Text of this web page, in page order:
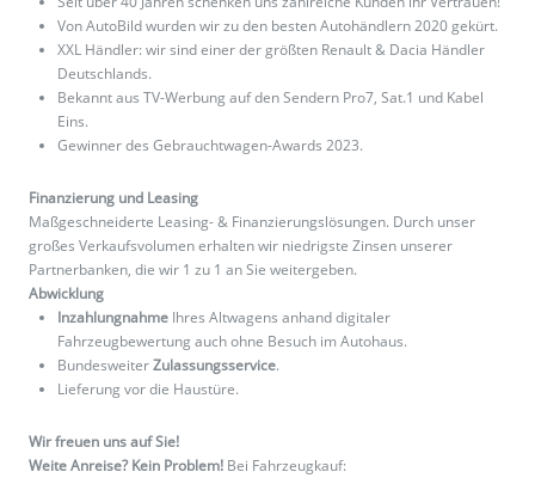
Von AutoBild wurden wir zu den besten Autohändlern 2020 gekürt.
XXL Händler: wir sind einer der größten Renault & Dacia Händler
Deutschlands.
Bekannt aus TV-Werbung auf den Sendern Pro7, Sat.1 und Kabel
Eins.
Gewinner des Gebrauchtwagen-Awards 2023.
Finanzierung und Leasing
Maßgeschneiderte Leasing- & Finanzierungslösungen. Durch unser
großes Verkaufsvolumen erhalten wir niedrigste Zinsen unserer
Partnerbanken, die wir 1 zu 1 an Sie weitergeben.
Abwicklung
Inzahlungnahme Ihres Altwagens anhand digitaler
Fahrzeugbewertung auch ohne Besuch im Autohaus.
BundesweiterZulassungsservice.
Lieferung vor die Haustüre.
Wir freuen uns auf Sie!
Weite Anreise? Kein Problem! Bei Fahrzeugkauf: